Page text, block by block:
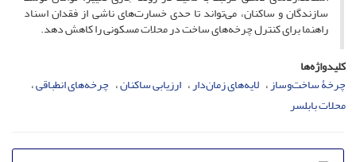
سازندگان و ساکنان، می‌تواند تا حدی خسارت‌های ناشی از فقدان اسناد
راهنما برای کنترل چرخه‌های ساخت در محلات مسکونی را کاهش دهد.
کلیدواژه‌ها
چرخۀ ساخت‌وساز لایه‌های زمان‌دار ارزیابی ساکنان چرخه‌های انطباقی
محلات بابلسر